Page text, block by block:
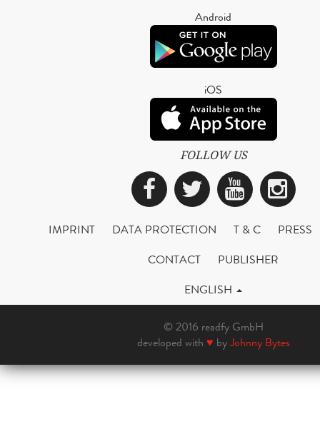
Android
iOS
FOLLOW US
Facebook
Twitter
IMPRINT DATA PROTECTION T & C
PRESS
CONTACT
PUBLISHER
ENGLISH
© 2016 readfy GmbH
developed with ♥ byJohnny Bytes